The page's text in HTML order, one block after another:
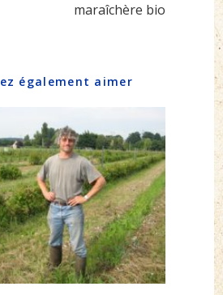
maraîchère bio
également aimer